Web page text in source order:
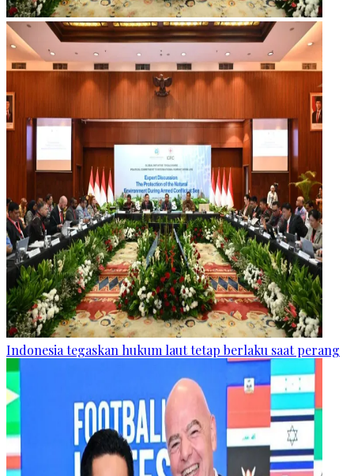
Indonesia tegaskan hukum laut tetap berlaku saat perang